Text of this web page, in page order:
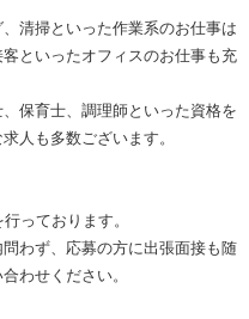
清掃といった作業系のお仕事は
といったオフィスのお仕事も充
保育士、調理師といった資格を
人も多数ございます。
っております。
わず、応募の方に出張面接も随
わせください。